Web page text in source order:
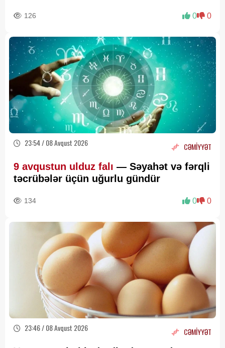
126 0 0
23:54 / 08 Avqust 2026 CƏMİYYƏT
9 avqustun ulduz falı — Səyahət və fərqli
təcrübələr üçün uğurlu gündür
134 0 0
23:46 / 08 Avqust 2026 CƏMİYYƏT